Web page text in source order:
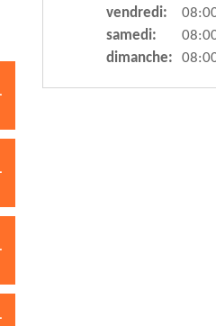
vendredi:
samedi:
dimanche: